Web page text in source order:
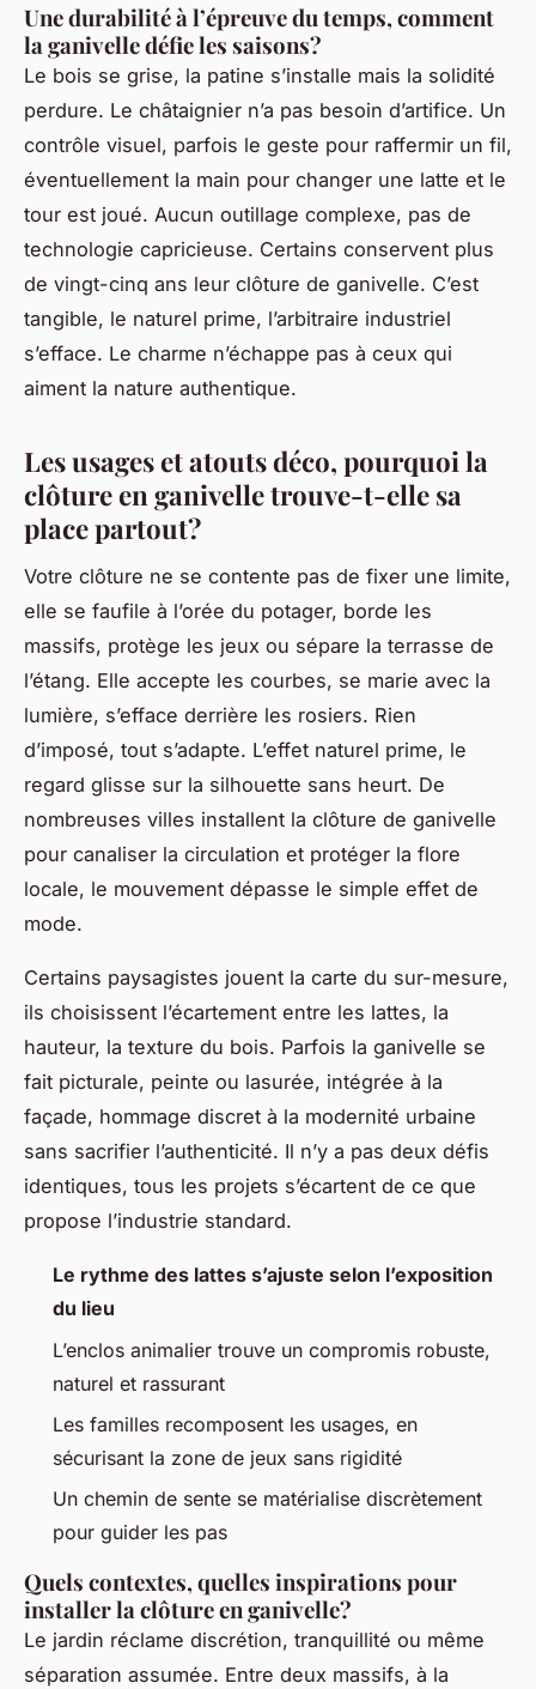
Une durabilité à l’épreuve du temps, comment
la ganivelle défie les saisons?
Le bois se grise, la patine s’installe mais la solidité
perdure. Le châtaignier n’a pas besoin d’artifice. Un
contrôle visuel, parfois le geste pour raffermir un fil,
éventuellement la main pour changer une latte et le
tour est joué. Aucun outillage complexe, pas de
technologie capricieuse. Certains conservent plus
de vingt-cinq ans leur clôture de ganivelle. C’est
tangible, le naturel prime, l’arbitraire industriel
s’efface. Le charme n’échappe pas à ceux qui
aiment la nature authentique.
Les usages et atouts déco, pourquoi la
clôture en ganivelle trouve-t-elle sa
place partout?
Votre clôture ne se contente pas de fixer une limite,
elle se faufile à l’orée du potager, borde les
massifs, protège les jeux ou sépare la terrasse de
l’étang. Elle accepte les courbes, se marie avec la
lumière, s’efface derrière les rosiers. Rien
d’imposé, tout s’adapte. L’effet naturel prime, le
regard glisse sur la silhouette sans heurt. De
nombreuses villes installent la clôture de ganivelle
pour canaliser la circulation et protéger la flore
locale, le mouvement dépasse le simple effet de
mode.
Certains paysagistes jouent la carte du sur-mesure,
ils choisissent l’écartement entre les lattes, la
hauteur, la texture du bois. Parfois la ganivelle se
fait picturale, peinte ou lasurée, intégrée à la
façade, hommage discret à la modernité urbaine
sans sacrifier l’authenticité. Il n’y a pas deux défis
identiques, tous les projets s’écartent de ce que
propose l’industrie standard.
Le rythme des lattes s’ajuste selon l’exposition
du lieu
L’enclos animalier trouve un compromis robuste,
naturel et rassurant
Les familles recomposent les usages, en
sécurisant la zone de jeux sans rigidité
Un chemin de sente se matérialise discrètement
pour guider les pas
Quels contextes, quelles inspirations pour
installer la clôture en ganivelle?
Le jardin réclame discrétion, tranquillité ou même
séparation assumée. Entre deux massifs, à la